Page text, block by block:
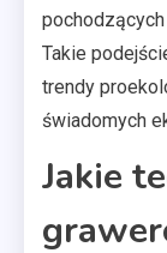
pochodzących
Takie
trendy
świadomych
Jakie